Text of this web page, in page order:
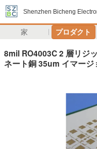
Shenzhen Bicheng
家 プロダクト
8mil RO4003C 2 層リジ
ネート銅 35um イマージ